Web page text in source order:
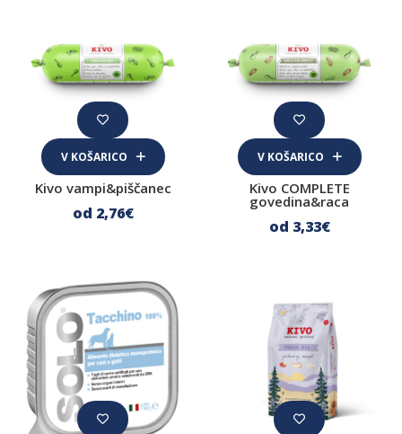
divjačina
gos
govedina
jagnjetina
konj
kunec
piščanec
ribe
svinjina
Izpostavljena posebnost
brez žit
monoproteinska
V KOŠARICO
Kivo vampi&piščanec
od 2,76€
V KOŠARICO
Kivo COMPLETE
govedina&raca
od 3,33€